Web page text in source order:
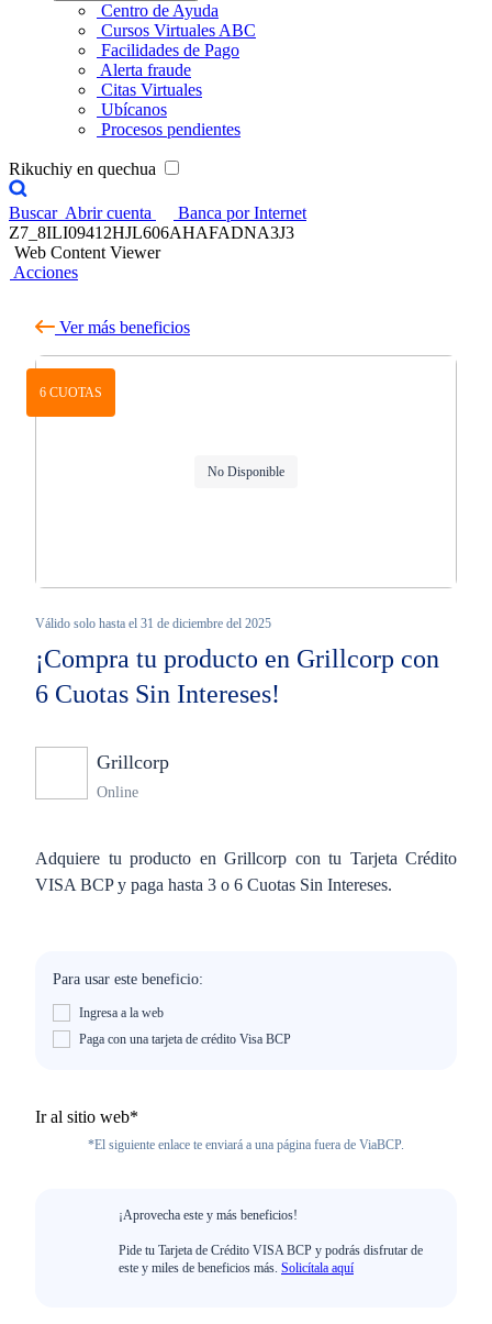
Centro de Ayuda
Cursos Virtuales ABC
Facilidades de Pago
Alerta fraude
Citas Virtuales
Ubícanos
Procesos pendientes
Rikuchiy en quechua
Buscar Abrir cuenta
Banca por Internet
Z7_8ILI09412HJL606AHAFADNA3J3
Web Content Viewer
Acciones
Ver más beneficios
6 CUOTAS
No Disponible
Válido solo hasta el 31 de diciembre del 2025
¡Compra tu producto en Grillcorp con
6 Cuotas Sin Intereses!
Grillcorp
Online
Adquiere tu producto en Grillcorp con tu Tarjeta Crédito
VISA BCP y paga hasta 3 o 6 Cuotas Sin Intereses.
Para usar este beneficio:
Ingresa a la web
Paga con una tarjeta de crédito Visa BCP
Ir al sitio web*
*El siguiente enlace te enviará a una página fuera de ViaBCP.
¡Aprovecha este y más beneficios!
Pide tu Tarjeta de Crédito VISA BCP y podrás disfrutar de
este y miles de beneficios más. Solicítala aquí